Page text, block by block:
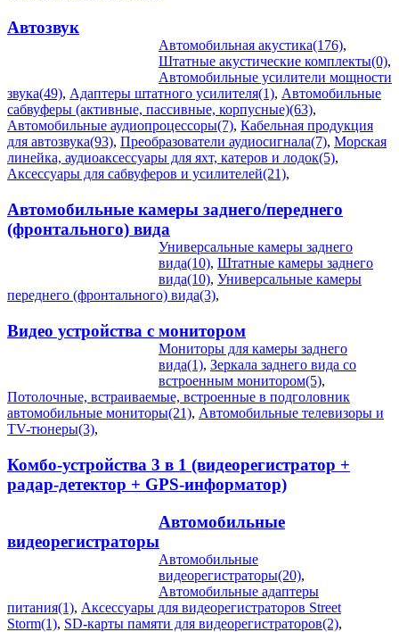
Автозвук
Автомобильная акустика(176),
Штатные акустические комплекты(0),
Автомобильные усилители мощности
звука(49), Адаптеры штатного усилителя(1), Автомобильные
сабвуферы (активные, пассивные, корпусные)(63),
Автомобильные аудиопроцессоры(7), Кабельная продукция
для автозвука(93), Преобразователи аудиосигнала(7), Морская
линейка, аудиоаксессуары для яхт, катеров и лодок(5),
Аксессуары для сабвуферов и усилителей(21),
Автомобильные камеры заднего/переднего
(фронтального) вида
Универсальные камеры заднего
вида(10), Штатные камеры заднего
вида(10), Универсальные камеры
переднего (фронтального) вида(3),
Видео устройства c монитором
Мониторы для камеры заднего
вида(1), Зеркала заднего вида со
встроенным монитором(5),
Потолочные, встраиваемые, встроенные в подголовник
автомобильные мониторы(21), Автомобильные телевизоры и
TV-тюнеры(3),
Комбо-устройства 3 в 1 (видеорегистратор +
радар-детектор + GPS-информатор)
Автомобильные
видеорегистраторы
Автомобильные
видеорегистраторы(20),
Автомобильные адаптеры
питания(1), Аксессуары для видеорегистраторов Street
Storm(1), SD-карты памяти для видеорегистраторов(2),